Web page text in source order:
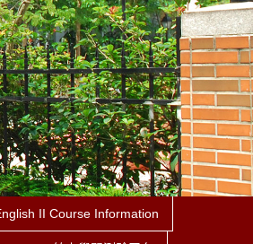
II Course Information